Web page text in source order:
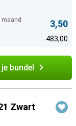
maand
3,50
483,00
bundel
Zwart